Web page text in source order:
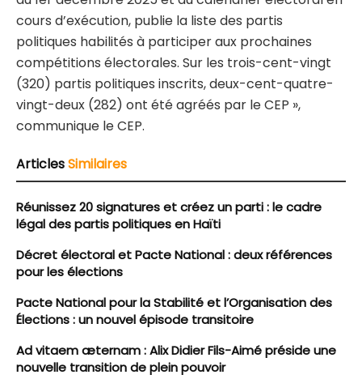
cours d’exécution, publie la liste des partis
politiques habilités à participer aux prochaines
compétitions électorales. Sur les trois-cent-vingt
(320) partis politiques inscrits, deux-cent-quatre-
vingt-deux (282) ont été agréés par le CEP »,
communique le CEP.
ArticlesSimilaires
Réunissez 20 signatures et créez un parti : le cadre
légal des partis politiques en Haïti
Décret électoral et Pacte National : deux références
pour les élections
Pacte National pour la Stabilité et l’Organisation des
Élections : un nouvel épisode transitoire
Ad vitaem æternam : Alix Didier Fils-Aimé préside une
nouvelle transition de plein pouvoir